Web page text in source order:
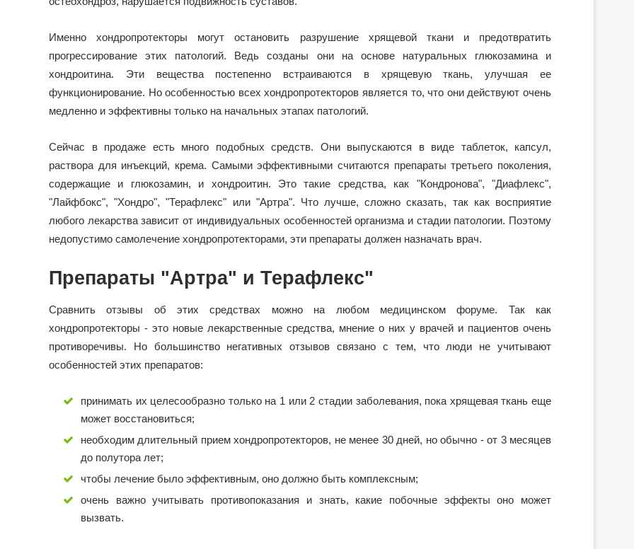
Именно хондропротекторы могут остановить разрушение хрящевой ткани и предотвратить
прогрессирование этих патологий. Ведь созданы они на основе натуральных глюкозамина и
хондроитина. Эти вещества постепенно встраиваются в хрящевую ткань, улучшая ее
функционирование. Но особенностью всех хондропротекторов является то, что они действуют очень
медленно и эффективны только на начальных этапах патологий.
Сейчас в продаже есть много подобных средств. Они выпускаются в виде таблеток, капсул,
раствора для инъекций, крема. Самыми эффективными считаются препараты третьего поколения,
содержащие и глюкозамин, и хондроитин. Это такие средства, как "Кондронова", "Диафлекс",
"Лайфбокс", "Хондро", "Терафлекс" или "Артра". Что лучше, сложно сказать, так как восприятие
любого лекарства зависит от индивидуальных особенностей организма и стадии патологии. Поэтому
недопустимо самолечение хондропротекторами, эти препараты должен назначать врач.
Препараты "Артра" и Терафлекс"
Сравнить отзывы об этих средствах можно на любом медицинском форуме. Так как
хондропротекторы - это новые лекарственные средства, мнение о них у врачей и пациентов очень
противоречивы. Но большинство негативных отзывов связано с тем, что люди не учитывают
особенностей этих препаратов:
принимать их целесообразно только на 1 или 2 стадии заболевания, пока хрящевая ткань еще
может восстановиться;
необходим длительный прием хондропротекторов, не менее 30 дней, но обычно - от 3 месяцев
до полутора лет;
чтобы лечение было эффективным, оно должно быть комплексным;
очень важно учитывать противопоказания и знать, какие побочные эффекты оно может
вызвать.